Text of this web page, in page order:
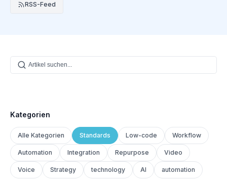
RSS-Feed
Kategorien
Alle Kategorien Standards Low-code Workflow
Automation Integration Repurpose Video
Voice Strategy technology AI automation